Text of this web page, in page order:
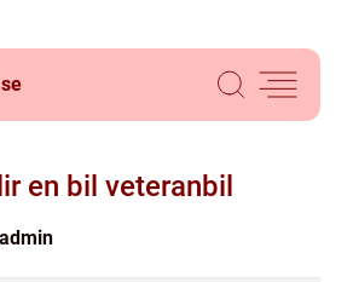
se
en bil veteranbil
admin